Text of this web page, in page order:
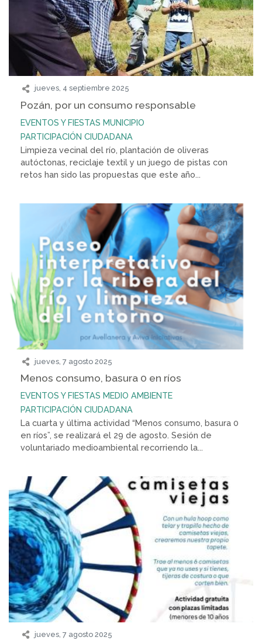
jueves, 4 septiembre 2025
Pozán, por un consumo responsable
EVENTOS Y FIESTAS MUNICIPIO
PARTICIPACIÓN CIUDADANA
Limpieza vecinal del río, plantación de oliveras
autóctonas, reciclaje textil y un juego de pistas con
retos han sido las propuestas que este año...
jueves, 7 agosto 2025
Menos consumo, basura 0 en ríos
EVENTOS Y FIESTAS MEDIO AMBIENTE
PARTICIPACIÓN CIUDADANA
La cuarta y última actividad “Menos consumo, basura 0
en ríos”, se realizará el 29 de agosto. Sesión de
voluntariado medioambiental recorriendo la...
jueves, 7 agosto 2025